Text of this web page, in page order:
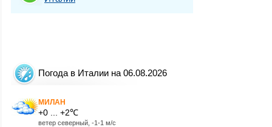
Погода в Италии на 06.08.2026
МИЛАН
+0 ... +2℃
ветер северный, -1-1 м/с